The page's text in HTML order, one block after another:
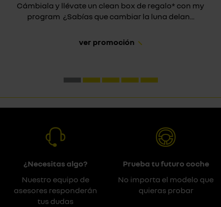
Cámbiala y llévate un clean box de regalo* con my
program ¿Sabías que cambiar la luna delan...
ver promoción
¿Necesitas algo?
Nuestro equipo de
asesores responderán
tus dudas
Prueba tu futuro coche
No importa el modelo que
quieras probar